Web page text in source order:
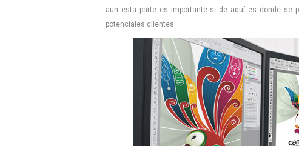
aun esta parte es importante si de aquí es donde se
potenciales clientes.